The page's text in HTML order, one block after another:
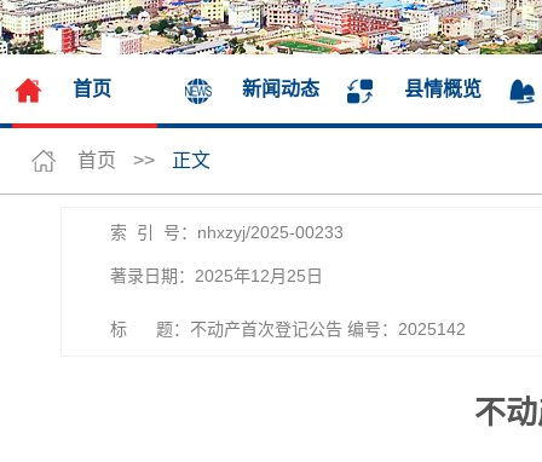
首页 新闻动态 县情概览
首页 >> 正文
索 引 号：nhxzyj/2025-00233
著录日期：2025年12月25日
标 题：不动产首次登记公告 编号：2025142
不